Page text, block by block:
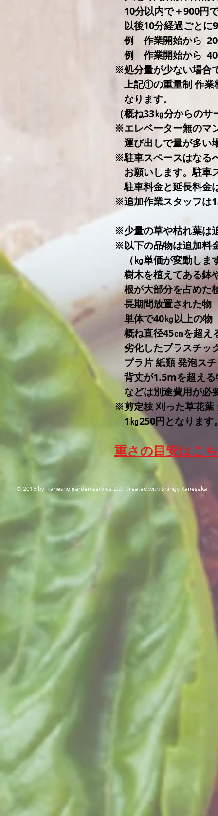
10分以内で＋900円
以後10分経過ごとに
例 作業開始から
例 作業開始から 40
※処分量が少ない場合
上記①の重量制 作業
なります。
（概ね33㎏分からの
※エレベーター無のマ
運び出しで量が多い
※駐車スペースはなる
お願いします。駐車
駐車料金と延長料金
※追加作業スタッフは
※少量の草や枯れ葉は
※以下の品物は追加料
（㎏単価が変動しま
樹木を植えてある
根が大部分を占めた
長期間放置された
単体で40㎏以上の物
概ね直径45㎝を超え
劣化したプラスチッ
プラ片 紙類 発泡ス
背丈が1.5mを超え
などは別途費用が必
​※剪定枝 刈った草花葉
1㎏250円となります
重さの目安はこ
© 2016 by kanesho garden service Ltd. created withShingo Kanesaka